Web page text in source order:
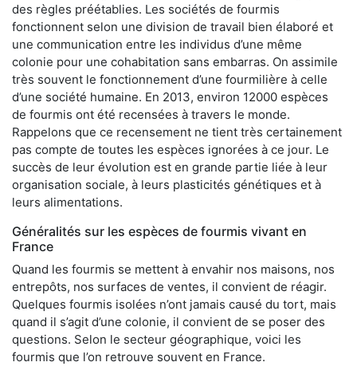
des règles préétablies. Les sociétés de fourmis
fonctionnent selon une division de travail bien élaboré et
une communication entre les individus d’une même
colonie pour une cohabitation sans embarras. On assimile
très souvent le fonctionnement d’une fourmilière à celle
d’une société humaine. En 2013, environ 12000 espèces
de fourmis ont été recensées à travers le monde.
Rappelons que ce recensement ne tient très certainement
pas compte de toutes les espèces ignorées à ce jour. Le
succès de leur évolution est en grande partie liée à leur
organisation sociale, à leurs plasticités génétiques et à
leurs alimentations.
Généralités sur les espèces de fourmis vivant en
France
Quand les fourmis se mettent à envahir nos maisons, nos
entrepôts, nos surfaces de ventes, il convient de réagir.
Quelques fourmis isolées n’ont jamais causé du tort, mais
quand il s’agit d’une colonie, il convient de se poser des
questions. Selon le secteur géographique, voici les
fourmis que l’on retrouve souvent en France.